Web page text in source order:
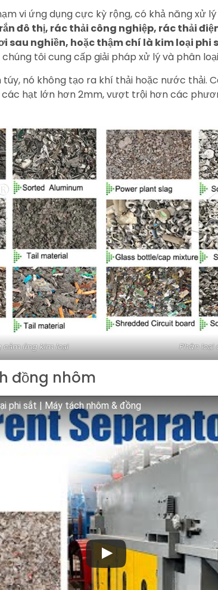
vi ứng dụng cực kỳ rộng, có khả năng xử
đô thị, rác thải công nghiệp, rác thải
sau nghiền, hoặc thậm chí là kim loại phi
tôi cung cấp giải pháp xử lý và phân
nó không tạo ra khí thải hoặc nước thải.
các hạt lớn hơn 2mm, vượt trội hơn các
ứng kim loại Phân loại
đồng nhôm
phi sắt | Máy tách nhôm & đồng